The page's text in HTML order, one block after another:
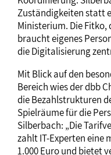
Zuständigkeiten statt
Ministerium. Die Fitko,
braucht eigenes
die Digitalisierung
Mit Blick auf den
Bereich wies der dbb
die Bezahlstrukturen
Spielräume für die
Silberbach: „Die
zahlt IT-Experten eine
1.000 Euro und bietet